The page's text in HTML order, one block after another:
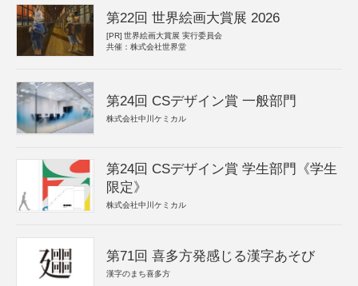
第22回 世界絵画大賞展 2026
[PR] 世界絵画大賞展 実行委員会
共催：株式会社世界堂
第24回 CSデザイン賞 一般部門
株式会社中川ケミカル
第24回 CSデザイン賞 学生部門《学生
限定》
株式会社中川ケミカル
第71回 喜多方発感じる漢字あそび
漢字のまち喜多方